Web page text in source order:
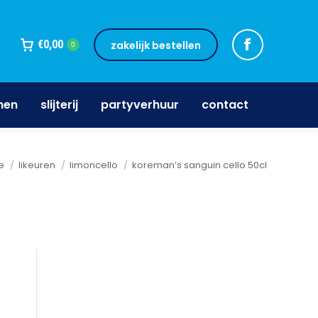
€0,00 0 zakelijk bestellen
slijterij partyverhuur contact
hier:
likeuren limoncello koreman’s sanguin cello 50cl